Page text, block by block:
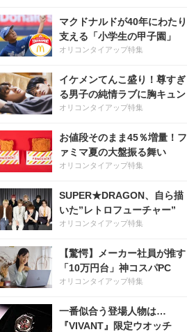
マクドナルドが40年にわたり
支える「小学生の甲子園」
オリコンタイアップ特集
イケメンてんこ盛り！尊すぎ
る男子の純情ラブに胸キュン
オリコンタイアップ特集
お値段そのまま45％増量！フ
ァミマ夏の大盤振る舞い
オリコンタイアップ特集
SUPER★DRAGON、自ら描
いた”レトロフューチャー”
オリコンタイアップ特集
【驚愕】メーカー社員が推す
「10万円台」神コスパPC
オリコンタイアップ特集
一番似合う登場人物は…
『VIVANT』限定ウオッチ